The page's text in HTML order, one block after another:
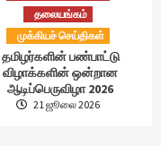
தலையங்கம்
முக்கியச் செய்திகள்
தமிழர்களின் பண்பாட்டு
விழாக்களின் ஒன்றான
ஆடிப்பெருவிழா 2026
21 ஜூலை 2026